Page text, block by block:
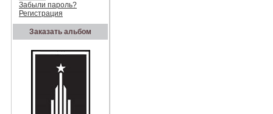
Забыли пароль?
Регистрация
Заказать альбом